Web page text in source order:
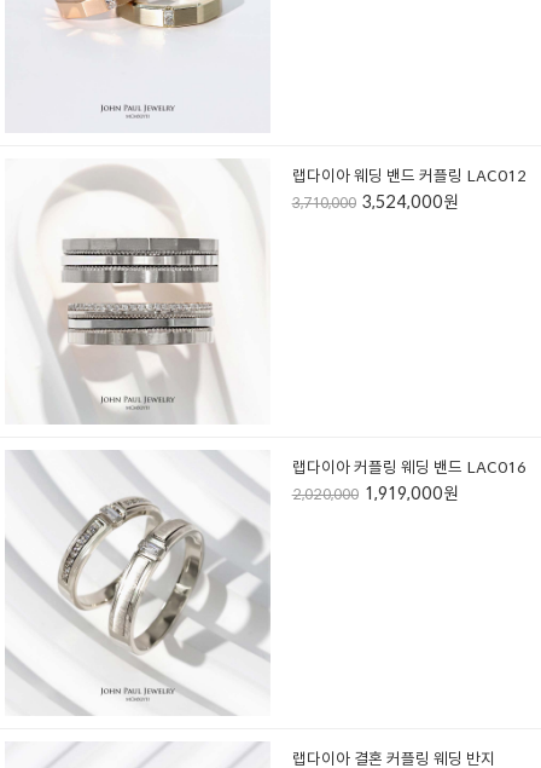
랩다이아 웨딩 밴드 커플링 LAC012
3,710,000 3,524,000원
랩다이아 커플링 웨딩 밴드 LAC016
2,020,000 1,919,000원
랩다이아 결혼 커플링 웨딩 반지